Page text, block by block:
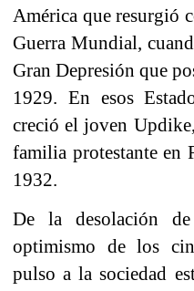
América que resurgió
Guerra Mundial,
Gran Depresión que
1929. En esos
creció el joven
familia protestante en
1932.
De la desolación
optimismo de los
pulso a la sociedad